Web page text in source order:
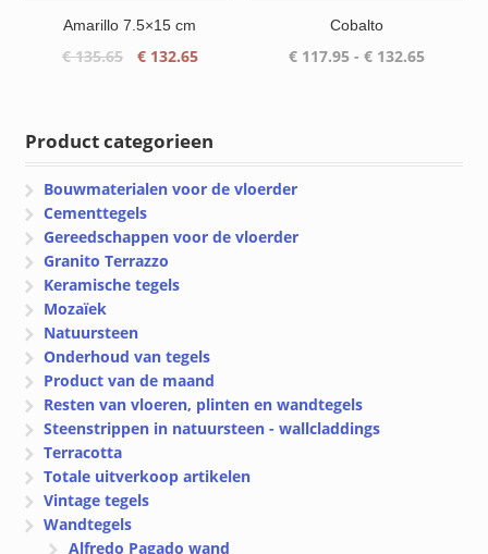
Amarillo 7.5×15 cm
€135.65
Oorspronkelijke
€132.65Huidige
Cobalto
€ 117.95 - € 132.65
Product categorieen
Bouwmaterialen voor de vloerder
Cementtegels
Gereedschappen voor de vloerder
Granito Terrazzo
Keramische tegels
Mozaïek
Natuursteen
Onderhoud van tegels
Product van de maand
Resten van vloeren, plinten en wandtegels
Steenstrippen in natuursteen - wallcladdings
Terracotta
Totale uitverkoop artikelen
Vintage tegels
Wandtegels
Alfredo Pagado wand